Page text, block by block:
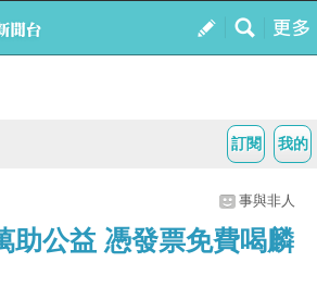
我的
訂閱
事與非人
助公益 憑發票免費喝麟